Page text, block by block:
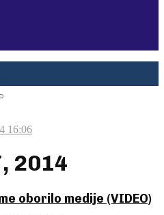
16:06
2014
oborilo medije (VIDEO)